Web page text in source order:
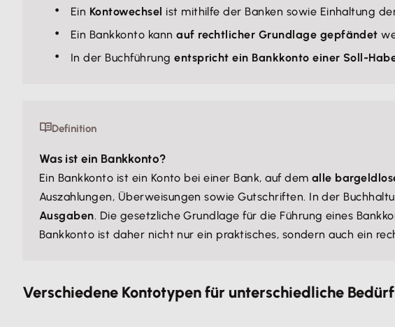
Ein Kontowechsel ist mithilfe der Banken sowie Einhaltung
Ein Bankkonto kannauf rechtlicher Grundlage gepfändet
In der Buchführungentspricht ein Bankkonto einer Soll-
Definition
Was ist ein Bankkonto?
Ein Bankkonto ist ein Konto bei einer Bank, auf dem alle
Auszahlungen, Überweisungen sowie Gutschriften. In der
Ausgaben. Die gesetzliche Grundlage für die Führung eines
Bankkonto ist daher nicht nur ein praktisches, sondern auch ein
Verschiedene Kontotypen für unterschiedliche